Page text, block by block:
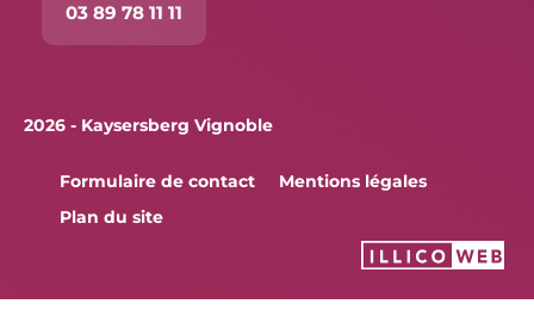
03 89 78 11 11
2026 - Kaysersberg Vignoble
Formulaire de contact
Mentions légales
Plan du site